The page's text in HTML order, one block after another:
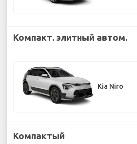
Компакт. элитный автом.
Kia Niro
Компактый